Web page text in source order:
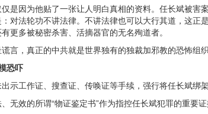
是因为他贴了一张让人明白真相的资料。任长斌被
对法轮功不讲法律。不讲法律也可以大行其道，这
更多被秘密杀害、活摘器官的无名殉道者。
言，真正的中共就是世界独有的独裁加邪教的恐怖组
恐吓
示工作证、搜查证、传唤证等手续，强行将任长斌
无效的所谓“物证鉴定书”作为指控任长斌犯罪的重